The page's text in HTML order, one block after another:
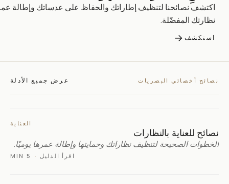
اكتشف نصائحنا لتنظيف إطاراتك والحفاظ على عدساتك وإطالة
نظارتك المفضّلة.
استكشف →
نصائح أخصائي البصريات عرض جميع الأدلة
العناية
نصائح للعناية بالنظارات
الخطوات الصحيحة لتنظيف نظاراتك وحمايتها وإطالة عمرها يوميًا.
اقرأ الدليل ·
5 MIN